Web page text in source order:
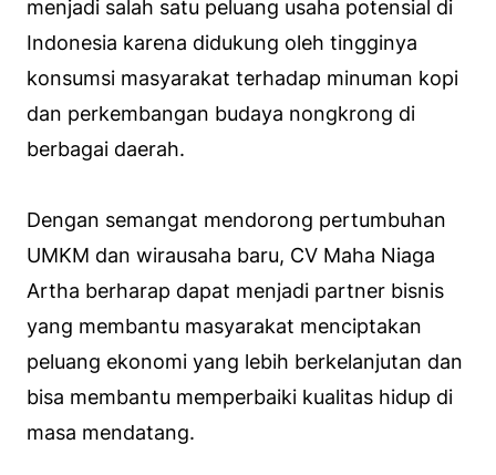
menjadi salah satu peluang usaha potensial di
Indonesia karena didukung oleh tingginya
konsumsi masyarakat terhadap minuman kopi
dan perkembangan budaya nongkrong di
berbagai daerah.
Dengan semangat mendorong pertumbuhan
UMKM dan wirausaha baru, CV Maha Niaga
Artha berharap dapat menjadi partner bisnis
yang membantu masyarakat menciptakan
peluang ekonomi yang lebih berkelanjutan dan
bisa membantu memperbaiki kualitas hidup di
masa mendatang.